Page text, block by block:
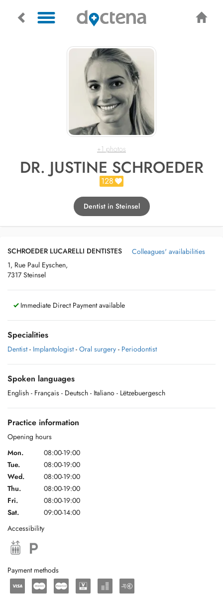
+1 photos
DR. JUSTINE SCHROEDER
128
Dentist in Steinsel
SCHROEDER LUCARELLI DENTISTES
1, Rue Paul Eyschen,
7317 Steinsel
Colleagues' availabilities
Immediate Direct Payment available
Specialities
Dentist - Implantologist - Oral surgery - Periodontist
Spoken languages
English - Français - Deutsch - Italiano - Lëtzebuergesch
Practice information
Opening hours
Mon.
08:00-19:00
Tue.
08:00-19:00
Wed.
08:00-19:00
Thu.
08:00-19:00
Fri.
08:00-19:00
Sat.
09:00-14:00
Accessibility
Payment methods